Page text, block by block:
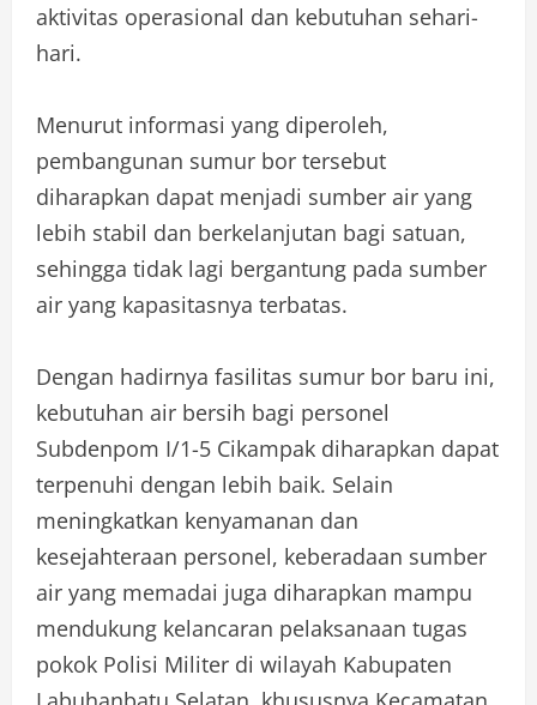
aktivitas operasional dan kebutuhan sehari-
hari.
Menurut informasi yang diperoleh,
pembangunan sumur bor tersebut
diharapkan dapat menjadi sumber air yang
lebih stabil dan berkelanjutan bagi satuan,
sehingga tidak lagi bergantung pada sumber
air yang kapasitasnya terbatas.
Dengan hadirnya fasilitas sumur bor baru ini,
kebutuhan air bersih bagi personel
Subdenpom I/1-5 Cikampak diharapkan dapat
terpenuhi dengan lebih baik. Selain
meningkatkan kenyamanan dan
kesejahteraan personel, keberadaan sumber
air yang memadai juga diharapkan mampu
mendukung kelancaran pelaksanaan tugas
pokok Polisi Militer di wilayah Kabupaten